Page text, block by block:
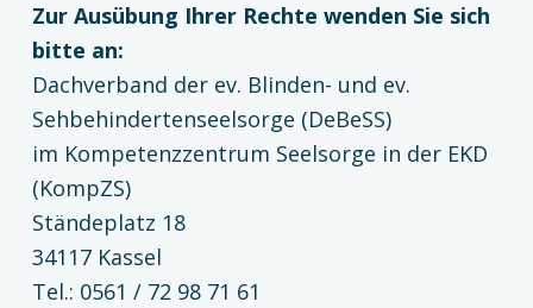
Zur Ausübung Ihrer Rechte wenden Sie sich
bitte an:
Dachverband der ev. Blinden- und ev.
Sehbehindertenseelsorge (DeBeSS)
im Kompetenzzentrum Seelsorge in der EKD
(KompZS)
Ständeplatz 18
34117 Kassel
Tel.: 0561 / 72 98 71 61